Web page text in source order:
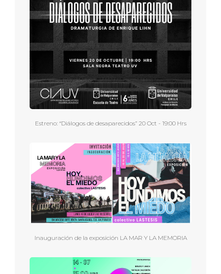
Estreno: “Diálogos de desaparecidos” 20 Oct - 19:00 Hrs
Inauguración de la exposición LA MAR Y LA MEMORIA